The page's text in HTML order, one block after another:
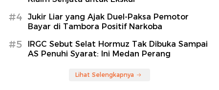
#4
Jukir Liar yang Ajak Duel-Paksa Pemotor
Bayar di Tambora Positif Narkoba
#5
IRGC Sebut Selat Hormuz Tak Dibuka Sampai
AS Penuhi Syarat: Ini Medan Perang
Lihat Selengkapnya